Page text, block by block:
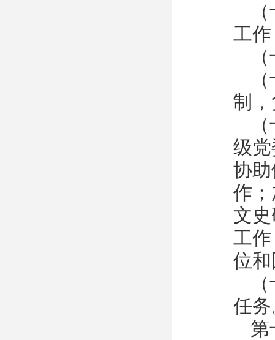
工
制
级
协
作
文
工
位
任
第